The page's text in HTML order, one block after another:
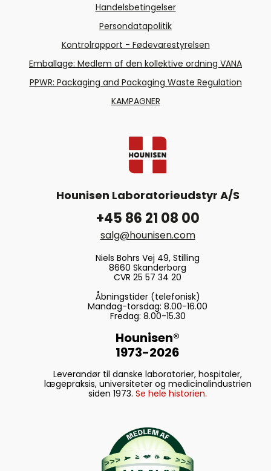
Handelsbetingelser
Persondatapolitik
Kontrolrapport - Fødevarestyrelsen
Emballage: Medlem af den kollektive ordning VANA
PPWR: Packaging and Packaging Waste Regulation
KAMPAGNER
Hounisen Laboratorieudstyr A/S
+45 86 21 08 00
salg@hounisen.com
Niels Bohrs Vej 49, Stilling
8660 Skanderborg
CVR 25 57 34 20
Åbningstider (telefonisk)
Mandag-torsdag: 8.00-16.00
Fredag: 8.00-15.30
Hounisen®
1973-2026
Leverandør til danske laboratorier, hospitaler,
lægepraksis, universiteter og medicinalindustrien
siden 1973. Se hele historien.